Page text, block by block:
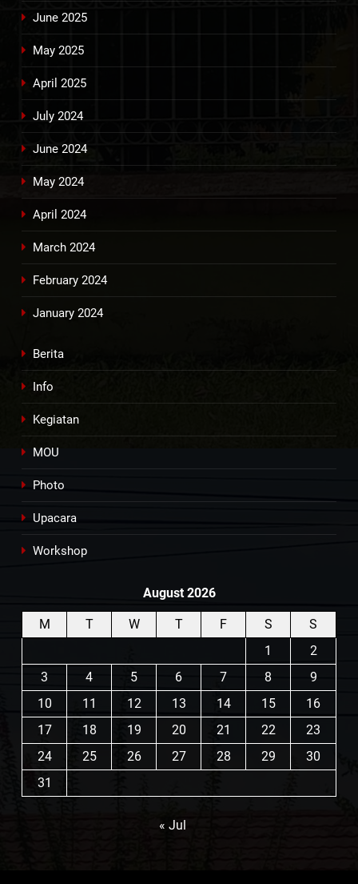
June 2025
May 2025
April 2025
July 2024
June 2024
May 2024
April 2024
March 2024
February 2024
January 2024
Berita
Info
Kegiatan
MOU
Photo
Upacara
Workshop
August 2026
M T W T F S
S
1
2
3
4 5 6 7 8
9
10
11 12 13 14 15
16
17
18 19 20 21 22
23
24
25 26 27 28 29
30
31
« Jul